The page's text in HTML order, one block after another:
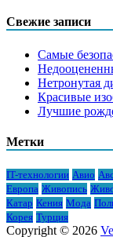
Свежие записи
Самые
Нетронутая
Красивые
Лучшие
Метки
IT-технологии Авио
Европа Живопись
Катар Кения Мода
Корея Турция
Copyright © 2026